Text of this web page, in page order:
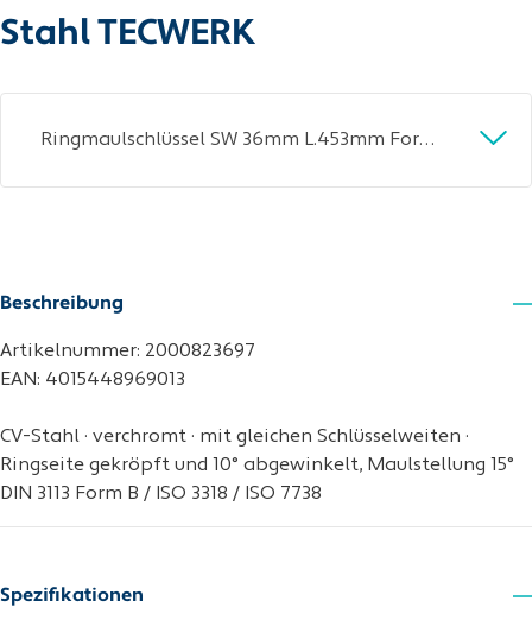
Stahl TECWERK
Ringmaulschlüssel SW 36mm L.453mm Form B CV-Stahl TECWERK
Beschreibung
Artikelnummer: 2000823697
EAN: 4015448969013
CV-Stahl · verchromt · mit gleichen Schlüsselweiten ·
Ringseite gekröpft und 10° abgewinkelt, Maulstellung 15°
DIN 3113 Form B / ISO 3318 / ISO 7738
Spezifikationen